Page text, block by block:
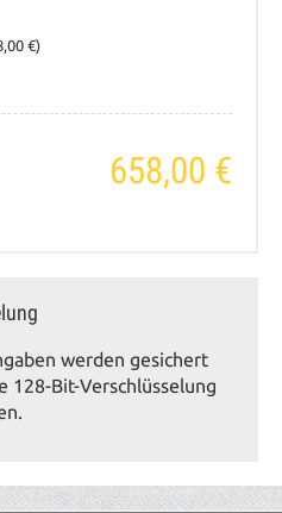
Siemens-Str.,
€)
658,00 €
werden gesichert
128-Bit-Verschlüsselung